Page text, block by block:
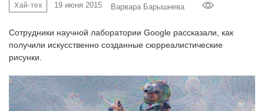
Хай-тек 19 июня 2015 Варвара Барышнева
Сотрудники научной лаборатории Google рассказали, как
получили искусственно созданные сюрреалистические
рисунки.